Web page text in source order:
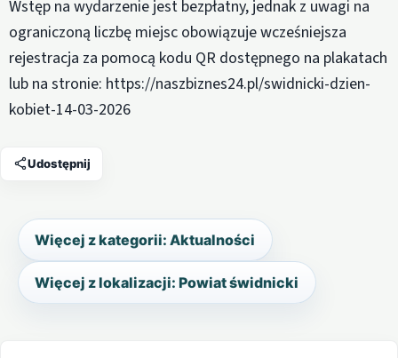
Wstęp na wydarzenie jest bezpłatny, jednak z uwagi na
ograniczoną liczbę miejsc obowiązuje wcześniejsza
rejestracja za pomocą kodu QR dostępnego na plakatach
lub na stronie: https://naszbiznes24.pl/swidnicki-dzien-
kobiet-14-03-2026
Udostępnij
Więcej z kategorii: Aktualności
Więcej z lokalizacji: Powiat świdnicki